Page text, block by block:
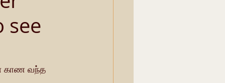
see
காண வந்த